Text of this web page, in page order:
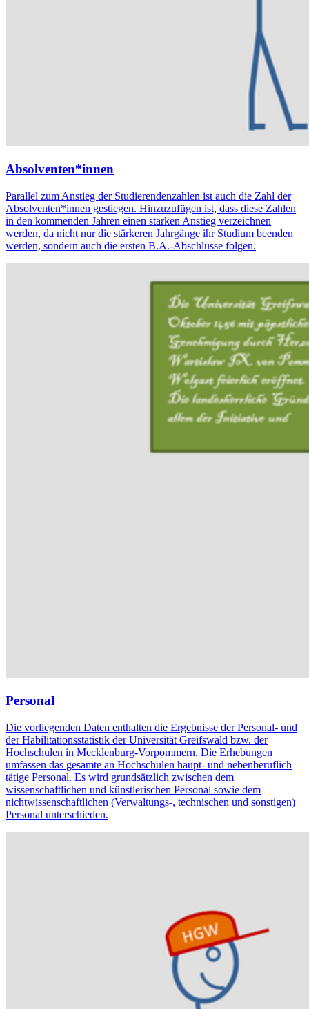
Absolventen*innen
Parallel zum Anstieg der Studierendenzahlen ist auch die Zahl der
Absolventen*innen gestiegen. Hinzuzufügen ist, dass diese Zahlen
in den kommenden Jahren einen starken Anstieg verzeichnen
werden, da nicht nur die stärkeren Jahrgänge ihr Studium beenden
werden, sondern auch die ersten B.A.-Abschlüsse folgen.
Personal
Die vorliegenden Daten enthalten die Ergebnisse der Personal- und
der Habilitationsstatistik der Universität Greifswald bzw. der
Hochschulen in Mecklenburg-Vorpommern. Die Erhebungen
umfassen das gesamte an Hochschulen haupt- und nebenberuflich
tätige Personal. Es wird grundsätzlich zwischen dem
wissenschaftlichen und künstlerischen Personal sowie dem
nichtwissenschaftlichen (Verwaltungs-, technischen und sonstigen)
Personal unterschieden.